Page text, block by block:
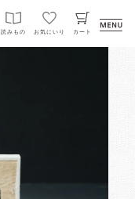
読みもの お気にいり カート